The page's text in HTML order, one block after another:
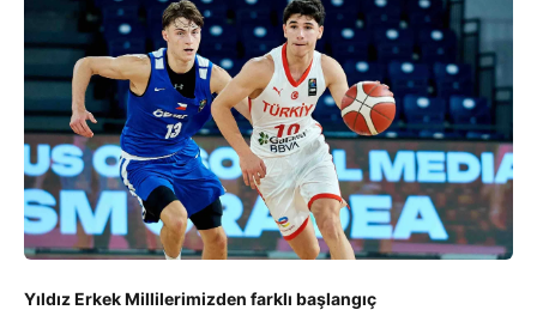
Yıldız Erkek Millilerimizden farklı başlangıç